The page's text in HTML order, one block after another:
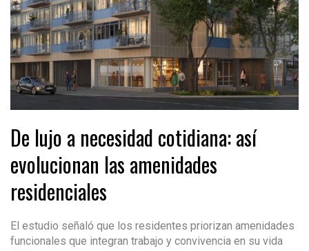
De lujo a necesidad cotidiana: así
evolucionan las amenidades
residenciales
El estudio señaló que los residentes priorizan amenidades
funcionales que integran trabajo y convivencia en su vida